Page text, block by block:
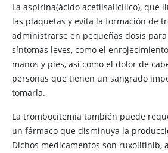
La aspirina(ácido acetilsalicílico), que
las plaquetas y evita la formación de
administrarse en pequeñas dosis
síntomas leves, como el
manos y pies, así como el dolor de
personas que tienen un sangrado
tomarla.
La trombocitemia también puede
un fármaco que disminuya la
Dichos medicamentos son ruxolitinib,